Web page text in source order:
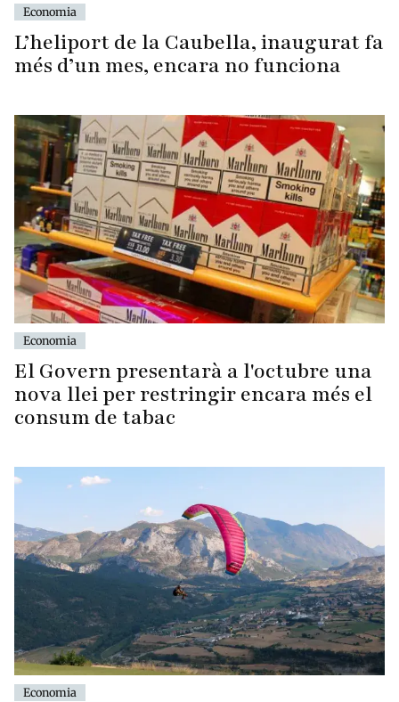
Economia
L’heliport de la Caubella, inaugurat fa
més d’un mes, encara no funciona
Economia
El Govern presentarà a l'octubre una
nova llei per restringir encara més el
consum de tabac
Economia